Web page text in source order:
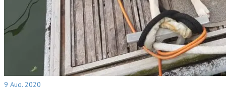
9 Aug. 2020